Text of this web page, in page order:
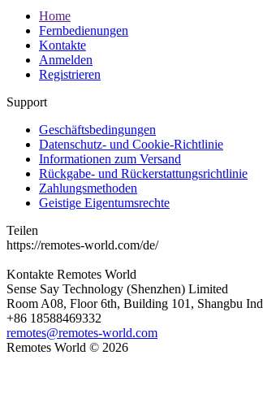
Home
Fernbedienungen
Kontakte
Anmelden
Registrieren
Support
Geschäftsbedingungen
Datenschutz- und Cookie-Richtlinie
Informationen zum Versand
Rückgabe- und Rückerstattungsrichtlinie
Zahlungsmethoden
Geistige Eigentumsrechte
Teilen
https://remotes-world.com/de/
Kontakte Remotes World
Sense Say Technology (Shenzhen) Limited
Room A08, Floor 6th, Building 101, Shangbu
+86 18588469332
remotes@remotes-world.com
Remotes World © 2026